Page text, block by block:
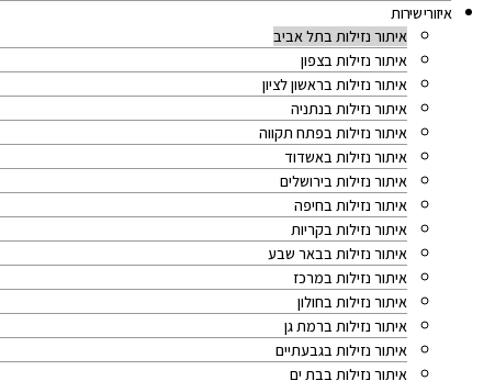
איזורי שירות
איתור נזילות בתל אביב
איתור נזילות בצפון
איתור נזילות בראשון לציון
איתור נזילות בנתניה
איתור נזילות בפתח תקווה
איתור נזילות באשדוד
איתור נזילות בירושלים
איתור נזילות בחיפה
איתור נזילות בקריות
איתור נזילות בבאר שבע
איתור נזילות במרכז
איתור נזילות בחולון
איתור נזילות ברמת גן
איתור נזילות בגבעתיים
איתור נזילות בבת ים